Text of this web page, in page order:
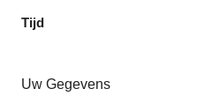
Tijd
Uw Gegevens